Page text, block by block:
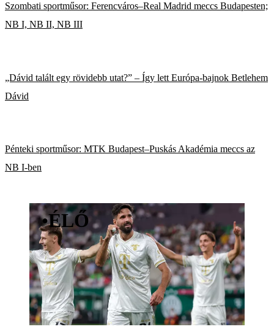
Szombati sportműsor: Ferencváros–Real Madrid meccs Budapesten;
NB I, NB II, NB III
„Dávid talált egy rövidebb utat?” – Így lett Európa-bajnok Betlehem
Dávid
Pénteki sportműsor: MTK Budapest–Puskás Akadémia meccs az
NB I-ben
•ÉLŐ